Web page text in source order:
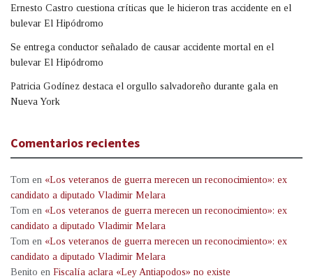
Ernesto Castro cuestiona críticas que le hicieron tras accidente en el
bulevar El Hipódromo
Se entrega conductor señalado de causar accidente mortal en el
bulevar El Hipódromo
Patricia Godínez destaca el orgullo salvadoreño durante gala en
Nueva York
Comentarios recientes
Tom en «Los veteranos de guerra merecen un reconocimiento»: ex
candidato a diputado Vladimir Melara
Tom en «Los veteranos de guerra merecen un reconocimiento»: ex
candidato a diputado Vladimir Melara
Tom en «Los veteranos de guerra merecen un reconocimiento»: ex
candidato a diputado Vladimir Melara
Benito en Fiscalía aclara «Ley Antiapodos» no existe